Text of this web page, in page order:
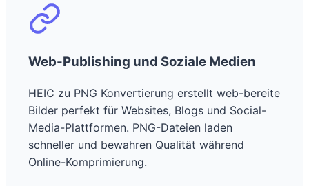
Web-Publishing und Soziale Medien
HEIC zu PNG Konvertierung erstellt web-bereite
Bilder perfekt für Websites, Blogs und Social-
Media-Plattformen. PNG-Dateien laden
schneller und bewahren Qualität während
Online-Komprimierung.